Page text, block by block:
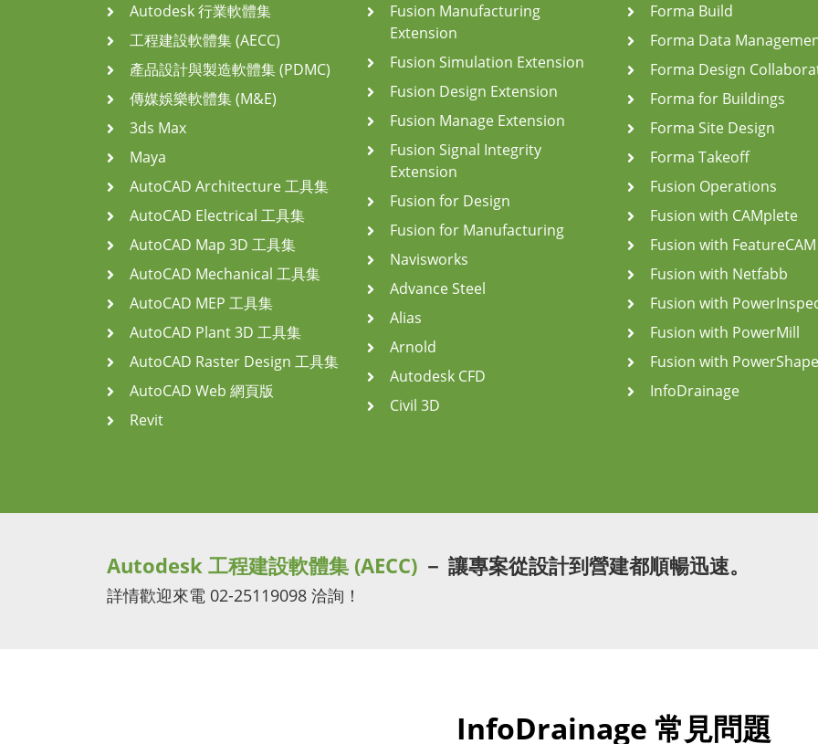
Autodesk 行業軟體集
工程建設軟體集 (AECC)
產品設計與製造軟體集 (PDMC)
傳媒娛樂軟體集 (M&E)
3ds Max
Maya
AutoCAD Architecture 工具集
AutoCAD Electrical 工具集
AutoCAD Map 3D 工具集
AutoCAD Mechanical 工具集
AutoCAD MEP 工具集
AutoCAD Plant 3D 工具集
AutoCAD Raster Design 工具集
AutoCAD Web 網頁版
Revit
Fusion Manufacturing
Extension
Fusion Simulation Extension
Fusion Design Extension
Fusion Manage Extension
Fusion Signal Integrity
Extension
Fusion for Design
Fusion for Manufacturing
Navisworks
Advance Steel
Alias
Arnold
Autodesk CFD
Civil 3D
Forma Build
Forma Data
Forma Design
Forma for Buildings
Forma Site Design
Forma Takeoff
Fusion Operations
Fusion with CAMplete
Fusion with FeatureCAM
Fusion with Netfabb
Fusion with
Fusion with PowerMill
Fusion with PowerShape
InfoDrainage
Autodesk 工程建設軟體集 (AECC) － 讓專案從設計到營建都順暢迅速。
詳情歡迎來電 02-25119098 洽詢！
InfoDrainage 常見問題